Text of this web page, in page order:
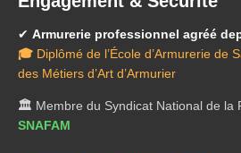
✔ Armurerie professionnel agréé
🎓 Diplômé de l’École d’Armurerie de
des Métiers d’Art d’Armurier
🏛️ Membre du Syndicat National de la
SNAFAM